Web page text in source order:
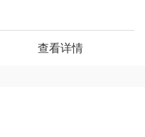
查看详情